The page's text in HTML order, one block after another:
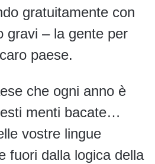
gratuitamente con
gravi – la gente per
paese.
che ogni anno è
menti bacate…
vostre lingue
fuori dalla logica della